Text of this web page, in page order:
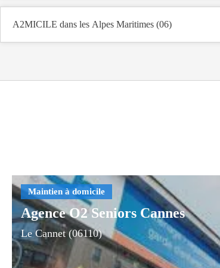
A2MICILE dans les Alpes Maritimes (06)
Agence O2 Seniors Cannes
Le Cannet (06110)